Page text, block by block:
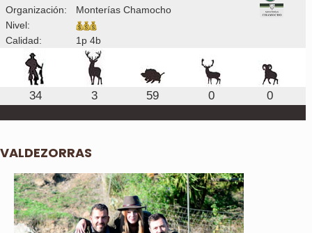
Organización:
Monterías Chamocho
Nivel:
Calidad:
1p 4b
34 3 59 0 0
VALDEZORRAS